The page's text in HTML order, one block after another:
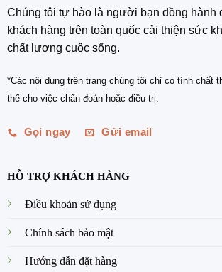
Chúng tôi tự hào là người bạn đồng hành
khách hàng trên toàn quốc cải thiện sức
chất lượng cuộc sống.
*Các nội dung trên trang chúng tôi chỉ có tính chất
thế cho việc chẩn đoán hoặc điều trị.
Gọi ngay Gửi email
HỖ TRỢ KHÁCH HÀNG
Điều khoản sử dụng
Chính sách bảo mật
Hướng dẫn đặt hàng